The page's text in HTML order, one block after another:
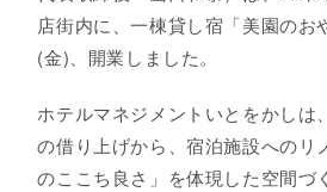
店街内に、一棟貸し宿「美園のお
(金)、開業しました。
ホテルマネジメントいとをかしは
の借り上げから、宿泊施設へのリ
のここち良さ」を体現した空間づ